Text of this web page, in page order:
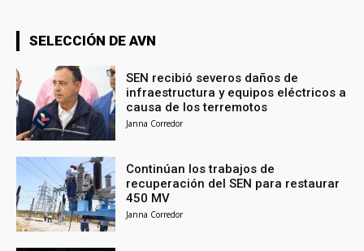
SELECCIÓN DE AVN
SEN recibió severos daños de
infraestructura y equipos eléctricos a
causa de los terremotos
Janna Corredor
Continúan los trabajos de
recuperación del SEN para restaurar
450 MV
Janna Corredor